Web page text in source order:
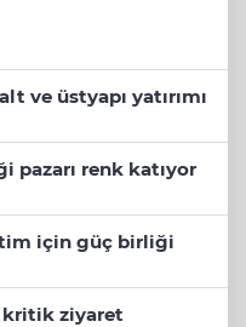
ve üstyapı yatırımı
pazarı renk katıyor
için güç birliği
kritik ziyaret